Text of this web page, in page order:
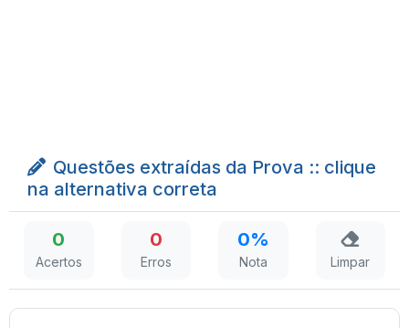
Questões extraídas da Prova :: clique
na alternativa correta
0
Acertos
0
Erros
0%
Nota Limpar